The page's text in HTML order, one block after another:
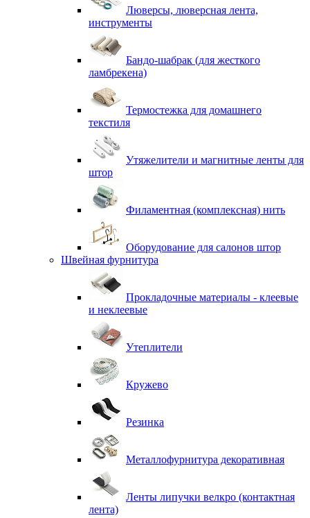
Люверсы, люверсная лента,
инструменты
Бандо-шабрак (для жесткого
ламбрекена)
Термостежка для домашнего
текстиля
Утяжелители и магнитные ленты для
штор
Филаментная (комплексная) нить
Оборудование для салонов штор
Швейная фурнитура
Прокладочные материалы - клеевые
и неклеевые
Утеплители
Кружево
Резинка
Металлофурнитура декоративная
Ленты липучки велкро (контактная
лента)